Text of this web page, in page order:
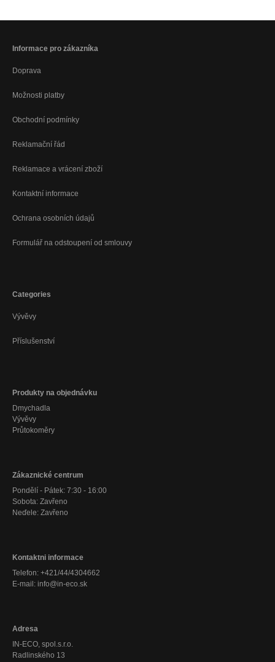
Informace pro zákazníka
Doprava
Možnosti platby
Obchodní podmínky
Reklamační řád
Reklamace a vrácení zboží
Kontaktní informace
Ochrana osobních údajů
Formulář na odstoupení od smlouvy
Categories
Vývěvy
Příslušenství
Produkty na objednávku
Dmychadla
Vývěvy
Průtokoměry
Zákaznické centrum
Pondělí - Pátek: 7:30 - 16:00
Sobota: Zavřeno
Neďele: Zavřeno
Kontaktni informace
Telefon: +421/44/4304662
E-mail: info@in-eco.sk
Adresa
IN-ECO, spol.s.r.o.
Radlinského 13